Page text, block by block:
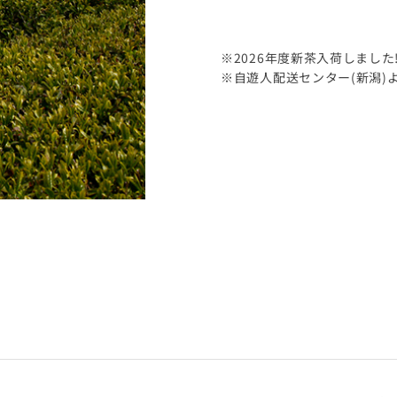
※2026年度新茶入荷しました!
※自遊人配送センター(新潟)